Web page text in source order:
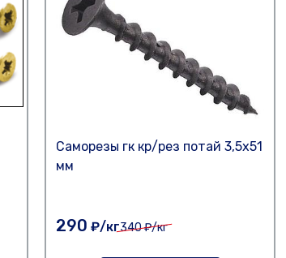
Саморезы гк кр/рез потай 3,5х51
мм
290 ₽/кг340₽/кг